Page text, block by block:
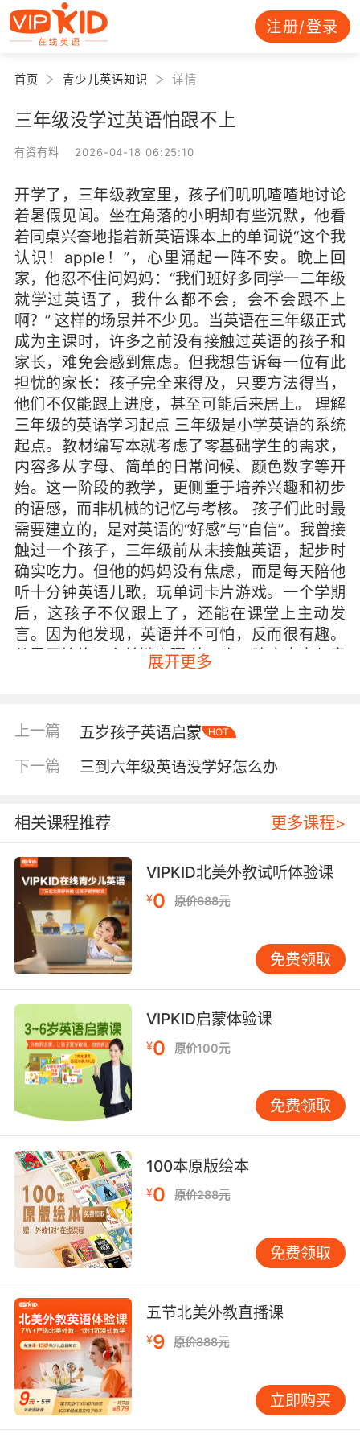
注册/登录
首页 青少儿英语知识 详情
三年级没学过英语怕跟不上
有资有料 2026-04-18 06:25:10
开学了，三年级教室里，孩子们叽叽喳喳地讨论
着暑假见闻。坐在角落的小明却有些沉默，他看
着同桌兴奋地指着新英语课本上的单词说“这个我
认识！apple！”，心里涌起一阵不安。晚上回
家，他忍不住问妈妈：“我们班好多同学一二年级
就学过英语了，我什么都不会，会不会跟不上
啊？” 这样的场景并不少见。当英语在三年级正式
成为主课时，许多之前没有接触过英语的孩子和
家长，难免会感到焦虑。但我想告诉每一位有此
担忧的家长：孩子完全来得及，只要方法得当，
他们不仅能跟上进度，甚至可能后来居上。 理解
三年级的英语学习起点 三年级是小学英语的系统
起点。教材编写本就考虑了零基础学生的需求，
内容多从字母、简单的日常问候、颜色数字等开
始。这一阶段的教学，更侧重于培养兴趣和初步
的语感，而非机械的记忆与考核。 孩子们此时最
需要建立的，是对英语的“好感”与“自信”。我曾接
触过一个孩子，三年级前从未接触英语，起步时
确实吃力。但他的妈妈没有焦虑，而是每天陪他
听十分钟英语儿歌，玩单词卡片游戏。一个学期
后，这孩子不仅跟上了，还能在课堂上主动发
言。因为他发现，英语并不可怕，反而很有趣。
从零开始的三个关键步骤 第一步：建立声音与意
义的连接 语言学习的本质是沟通，始于理解。对
耳朵熟悉英语的声音。这就像婴儿学母语，先大
量听，才慢慢开口。 建议每天安排15-20分钟轻
松有趣的“英语浸润时间”。可以播放旋律简单、
歌词重复的英文儿歌，如
方法，《PeppaPig》语速适中，情节生活化，孩
子能借助画面理解意思。关键在于不要求孩子完
全听懂，而是让他在无压力环境中，自然感受英
语的语音、语调和节奏。 家长可以陪同观看，看
到小动物时指着说“Look,apig!”，看到颜色时说
“It’sred!”。这种情境对应的自然输入，往往比刻
意的单词教学更有效。 第二步：从“敢说”到“会
说” 许多孩子不敢开口，是怕说错、怕被笑话。我
们需要创造一个安全的表达环境。在家里，可以
从最简单的日常用语开始，比如早晨说
“Goodmorning”，睡前道“Goodnight”。吃饭时
间一句“Areyouhungry?”，然后自然接上
“Let’seat!”。 “角色扮演”游戏是很好的练习方
式。例如，让孩子扮演老师，家长扮演学生，用
英语进行简单的课堂互动。或者模拟购物场景，
使用“CanIhelpyou?”“Iwant…”等基础句型。过程
务必轻松愉快，哪怕孩子只说出几个单词，也要
给予充分的肯定和鼓励。 之前提到的那个孩子，
他的妈妈就经常在家玩“英语寻宝”游戏：把写有
简单单词的卡片藏起来，孩子找到后大声读出
来，读对即可获得小奖励。这种游戏化的方式，
让孩子在快乐中积累了词汇，也勇敢地张开了
嘴。 第三步：系统学习与趣味结合 当孩子对英语
有了初步的熟悉感后，可以引入更有条理的学
习，但核心仍是有趣、低压力。 自然拼读是极有
用的工具。它帮助孩子理解字母与发音的对应关
系，类似中文的拼音。学会了字母“a”发/æ/、“t”
发/t/，就能拼出“at”，再学“c”发/k/，就能读出
“cat”。这种方法能显著减轻死记硬背的负担，赋
予孩子“我能读出来”的成就感。 阅读应从合适的
展开更多
上一篇 五岁孩子英语启蒙 HOT
下一篇 三到六年级英语没学好怎么办
相关课程推荐 更多课程>
VIPKID北美外教试听体验课
¥0 原价688元
免费领取
VIPKID启蒙体验课
¥0 原价100元
免费领取
100本原版绘本
¥0 原价288元
免费领取
五节北美外教直播课
¥9 原价888元
立即购买